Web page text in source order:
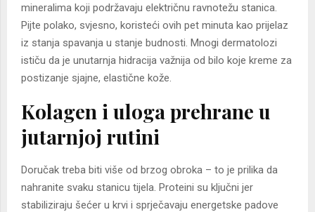
mineralima koji podržavaju električnu ravnotežu stanica.
Pijte polako, svjesno, koristeći ovih pet minuta kao prijelaz
iz stanja spavanja u stanje budnosti. Mnogi dermatolozi
ističu da je unutarnja hidracija važnija od bilo koje kreme za
postizanje sjajne, elastične kože.
Kolagen i uloga prehrane u
jutarnjoj rutini
Doručak treba biti više od brzog obroka – to je prilika da
nahranite svaku stanicu tijela. Proteini su ključni jer
stabiliziraju šećer u krvi i sprječavaju energetske padove